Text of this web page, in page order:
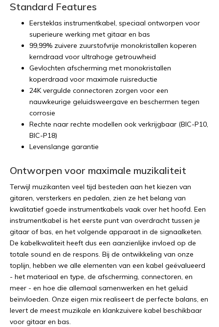
Standard Features
Eersteklas instrumentkabel, speciaal ontworpen voor
superieure werking met gitaar en bas
99,99% zuivere zuurstofvrije monokristallen koperen
kerndraad voor ultrahoge getrouwheid
Gevlochten afscherming met monokristallen
koperdraad voor maximale ruisreductie
24K vergulde connectoren zorgen voor een
nauwkeurige geluidsweergave en beschermen tegen
corrosie
Rechte naar rechte modellen ook verkrijgbaar (BIC-P10,
BIC-P18)
Levenslange garantie
Ontworpen voor maximale muzikaliteit
Terwijl muzikanten veel tijd besteden aan het kiezen van
gitaren, versterkers en pedalen, zien ze het belang van
kwalitatief goede instrumentkabels vaak over het hoofd. Een
instrumentkabel is het eerste punt van overdracht tussen je
gitaar of bas, en het volgende apparaat in de signaalketen.
De kabelkwaliteit heeft dus een aanzienlijke invloed op de
totale sound en de respons. Bij de ontwikkeling van onze
toplijn, hebben we alle elementen van een kabel geëvalueerd
- het materiaal en type, de afscherming, connectoren, en
meer - en hoe die allemaal samenwerken en het geluid
beïnvloeden. Onze eigen mix realiseert de perfecte balans, en
levert de meest muzikale en klankzuivere kabel beschikbaar
voor gitaar en bas.